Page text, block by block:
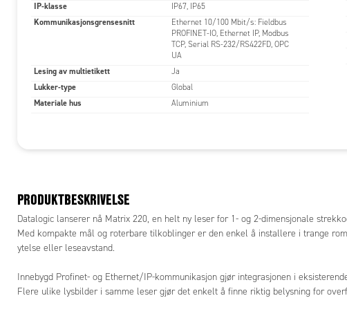
IP-klasse IP67, IP65
Kommunikasjonsgrensesnitt
Ethernet 10/100 Mbit/s: Fieldbus
PROFINET-IO, Ethernet IP, Modbus
TCP, Serial RS-232/RS422FD, OPC
UA
Lesing av multietikett Ja
Lukker-type Global
Materiale hus Aluminium
PRODUKTBESKRIVELSE
Datalogic lanserer nå Matrix 220, en helt ny leser for 1- og 2-dimensjonale
Med kompakte mål og roterbare tilkoblinger er den enkel å installere i trange
ytelse eller leseavstand.
Innebygd Profinet- og Ethernet/IP-kommunikasjon gjør integrasjonen i
Flere ulike lysbilder i samme leser gjør det enkelt å finne riktig belysning for